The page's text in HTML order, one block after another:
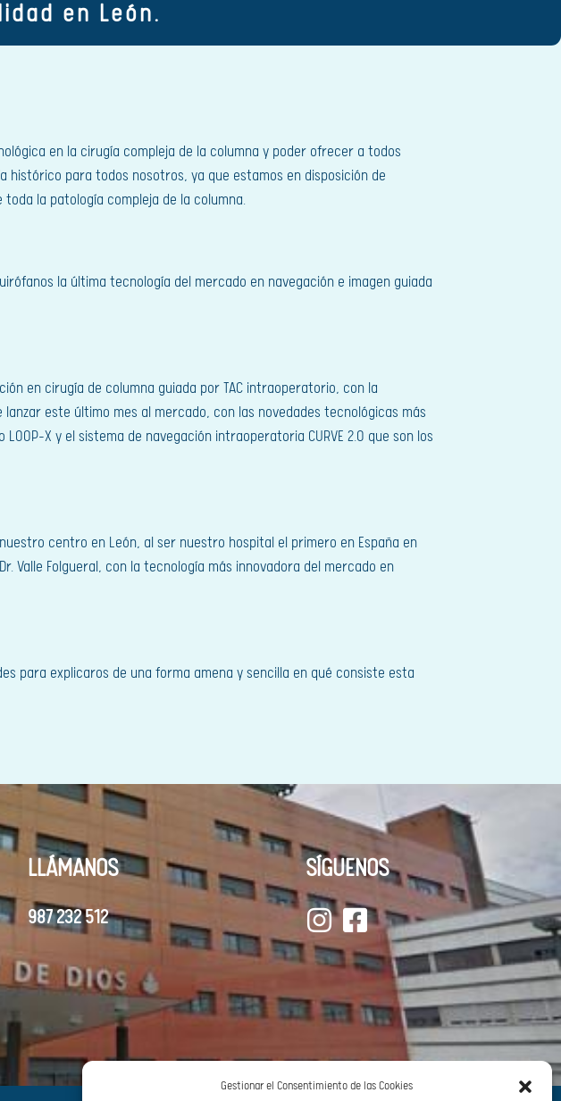
Gestionar el Consentimiento de las Cookies
en León.
en la cirugía compleja de la columna y poder ofrecer a todos
para todos nosotros, ya que estamos en disposición de
la patología compleja de la columna.
la última tecnología del mercado en navegación e imagen guiada
en cirugía de columna guiada por TAC intraoperatorio, con la
este último mes al mercado, con las novedades tecnológicas más
X y el sistema de navegación intraoperatoria CURVE 2.0 que son los
centro en León, al ser nuestro hospital el primero en España en
Valle Folgueral, con la tecnología más innovadora del mercado en
para explicaros de una forma amena y sencilla en qué consiste esta
LLÁMANOS
987 232 512
SÍGUENOS